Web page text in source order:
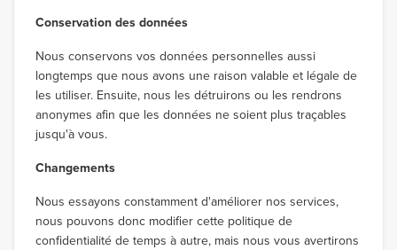
Conservation des données
Nous conservons vos données personnelles aussi
longtemps que nous avons une raison valable et légale de
les utiliser. Ensuite, nous les détruirons ou les rendrons
anonymes afin que les données ne soient plus traçables
jusqu'à vous.
Changements
Nous essayons constamment d'améliorer nos services,
nous pouvons donc modifier cette politique de
confidentialité de temps à autre, mais nous vous avertirons